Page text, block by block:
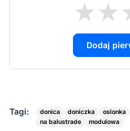
Dodaj
Tagi: donica doniczka oslonka
na balustrade
modulowa